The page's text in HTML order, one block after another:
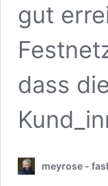
gut
dass
meyrose -